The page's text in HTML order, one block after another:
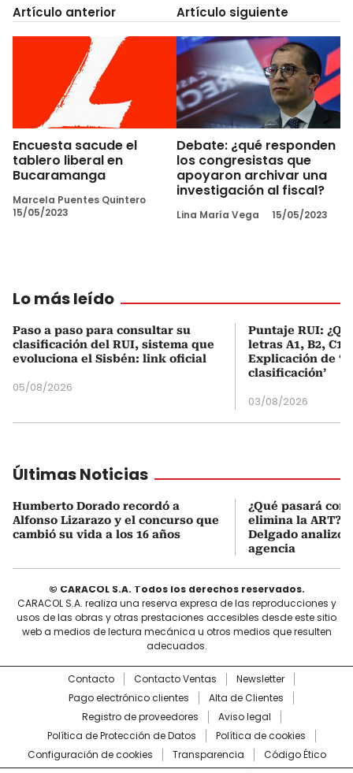
Artículo anterior
Encuesta sacude el
tablero liberal en
Bucaramanga
Marcela Puentes Quintero
15/05/2023
Artículo siguiente
Debate: ¿qué responden
los congresistas que
apoyaron archivar una
investigación al fiscal?
Lina María Vega 15/05/2023
Lo más leído
Paso a paso para consultar su
clasificación del RUI, sistema que
evoluciona el Sisbén: link oficial
05/08/2026
Puntaje RUI:
letras A1, B2, C1
Explicación de
clasificación’
03/08/2026
Últimas Noticias
Humberto Dorado recordó a
Alfonso Lizarazo y el concurso que
cambió su vida a los 16 años
¿Qué pasará con
elimina la ART?
Delgado analizó
agencia
© CARACOL S.A. Todos los derechos reservados.
CARACOL S.A. realiza una reserva expresa de las reproducciones y
usos de las obras y otras prestaciones accesibles desde este sitio
web a medios de lectura mecánica u otros medios que resulten
adecuados.
Contacto Contacto Ventas
Newsletter
Pago electrónico clientes
Alta de Clientes
Registro de proveedores
Aviso legal
Política de Protección de Datos
Política de cookies
Configuración de cookies
Transparencia Código Ético